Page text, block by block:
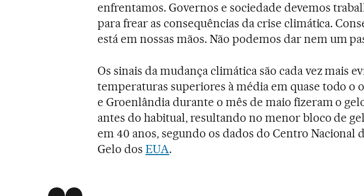
enfrentamos. Governos e sociedade devemos
para frear as consequências da crise climática.
está em nossas mãos. Não podemos dar nem um
Os sinais da mudança climática são cada vez mais
temperaturas superiores à média em quase todo o
e Groenlândia durante o mês de maio fizeram o
antes do habitual, resultando no menor bloco de
em 40 anos, segundo os dados do Centro Nacional
Gelo dosEUA.